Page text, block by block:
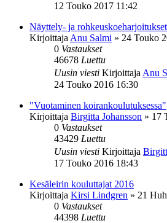
12 Touko 2017 11:42
Näyttely- ja
Kirjoittaja Anu Salmi » 24 Touko
0 Vastaukset
46678 Luettu
Uusin viesti Kirjoittaja Anu
24 Touko 2016 16:30
"Vuotaminen koirankoulutuksessa"
Kirjoittaja Birgitta Johansson » 17
0 Vastaukset
43429 Luettu
Uusin viesti Kirjoittaja
17 Touko 2016 18:43
Kesäleirin kouluttajat 2016
Kirjoittaja Kirsi Lindgren » 21
0 Vastaukset
44398 Luettu